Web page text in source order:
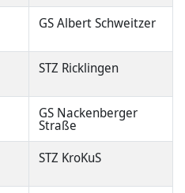
GS Albert Schweitzer
STZ Ricklingen
GS Nackenberger
Straße
STZ KroKuS